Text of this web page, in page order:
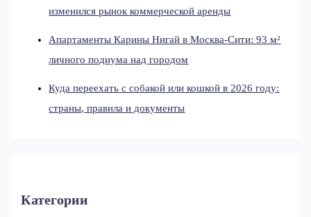
изменился рынок коммерческой аренды
Апартаменты Карины Нигай в Москва-Сити: 93 м²
личного подиума над городом
Куда переехать с собакой или кошкой в 2026 году:
страны, правила и документы
Категории